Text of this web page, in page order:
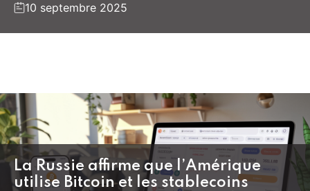
10 septembre 2025
La Russie affirme que l’Amérique
utilise Bitcoin et les stablecoins